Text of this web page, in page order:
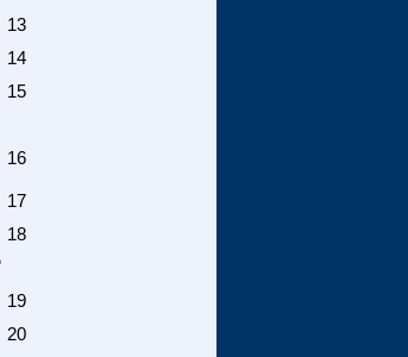
13
14
15
16
17
18
19
20